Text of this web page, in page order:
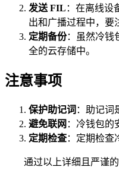
发送 FIL ：在离线设
出和广播过程中，要
定期备份：虽然冷钱
全的云存储中。
注意事项
保护助记词 ：助记词
避免联网 ：冷钱包的
定期检查：定期检查
通过以上详细且严谨